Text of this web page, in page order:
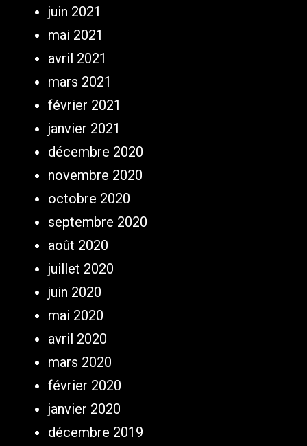
juin 2021
mai 2021
avril 2021
mars 2021
février 2021
janvier 2021
décembre 2020
novembre 2020
octobre 2020
septembre 2020
août 2020
juillet 2020
juin 2020
mai 2020
avril 2020
mars 2020
février 2020
janvier 2020
décembre 2019